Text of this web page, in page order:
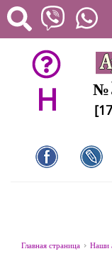
H №
Главная страница Наши